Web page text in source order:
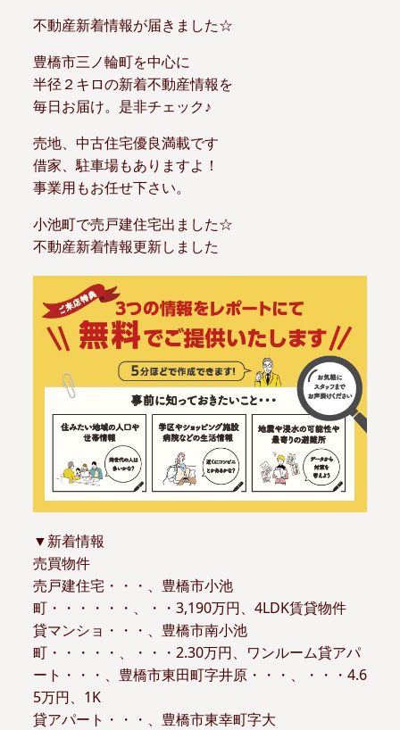
不動産新着情報が届きました☆
豊橋市三ノ輪町を中心に
半径２キロの新着不動産情報を
毎日お届け。是非チェック♪
売地、中古住宅優良満載です
借家、駐車場もありますよ！
事業用もお任せ下さい。
小池町で売戸建住宅出ました☆
不動産新着情報更新しました
▼新着情報
売買物件
売戸建住宅・・・、豊橋市小池
町・・・・・・、・・3,190万円、4LDK賃貸物件
貸マンショ・・・、豊橋市南小池
町・・・・・、・・・2.30万円、ワンルーム貸アパ
ート・・・、豊橋市東田町字井原・・・、・・・4.6
5万円、1K
貸アパート・・・、豊橋市東幸町字大